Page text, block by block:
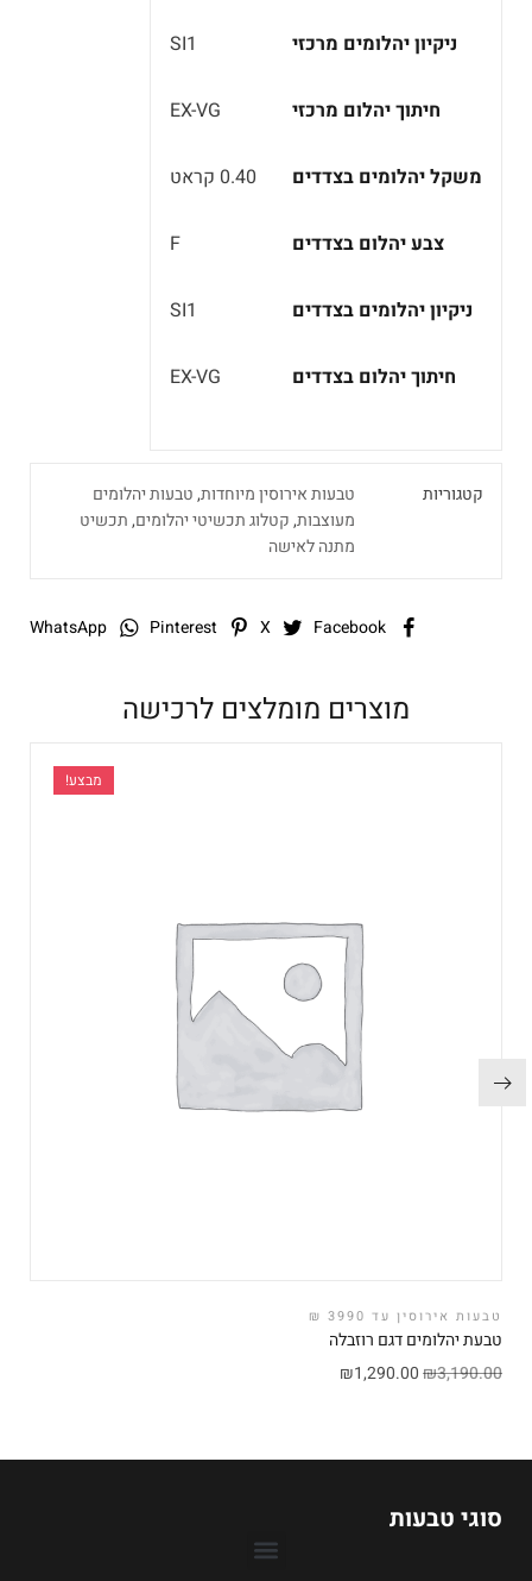
ניקיון יהלומים מרכזי SI1
חיתוך יהלום מרכזי EX-VG
משקל יהלומים בצדדים 0.40 קראט
צבע יהלום בצדדים F
ניקיון יהלומים בצדדים SI1
חיתוך יהלום בצדדים EX-VG
קטגוריות טבעות אירוסין מיוחדות,טבעות יהלומים
מעוצבות,קטלוג תכשיטי יהלומים,תכשיט
מתנה לאישה
Facebook
X
Pinterest
WhatsApp
מוצרים מומלצים לרכישה
מבצע!
טבעות אירוסין עד 3990 ₪
טבעת יהלומים דגם רוזבלה
₪3,190.00
₪1,290.00
סוגי טבעות